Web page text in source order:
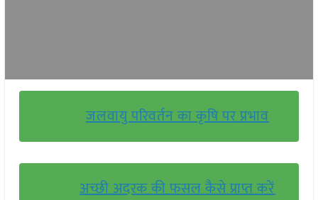
जलवायु परिवर्तन का कृषि पर प्रभाव
अच्छी अदरक की फसल कैसे प्राप्त करें